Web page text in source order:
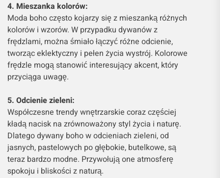
4. Mieszanka kolorów:
Moda boho często kojarzy się z mieszanką różnych
kolorów i wzorów. W przypadku dywanów z
frędzlami, można śmiało łączyć różne odcienie,
tworząc eklektyczny i pełen życia wystrój. Kolorowe
frędzle mogą stanowić interesujący akcent, który
przyciąga uwagę.
5. Odcienie zieleni:
Współczesne trendy wnętrzarskie coraz częściej
kładą nacisk na zrównoważony styl życia i naturę.
Dlatego dywany boho w odcieniach zieleni, od
jasnych, pastelowych po głębokie, butelkowe, są
teraz bardzo modne. Przywołują one atmosferę
spokoju i bliskości z naturą.